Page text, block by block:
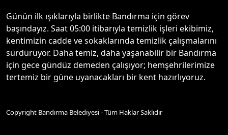
Günün ilk ışıklarıyla birlikte Bandırma için görev
başındayız. Saat 05:00 itibarıyla temizlik işleri ekibimiz,
kentimizin cadde ve sokaklarında temizlik çalışmalarını
sürdürüyor. Daha temiz, daha yaşanabilir bir Bandırma
için gece gündüz demeden çalışıyor; hemşehrilerimize
tertemiz bir güne uyanacakları bir kent hazırlıyoruz.
Copyright Bandırma Belediyesi - Tüm Haklar Saklıdır